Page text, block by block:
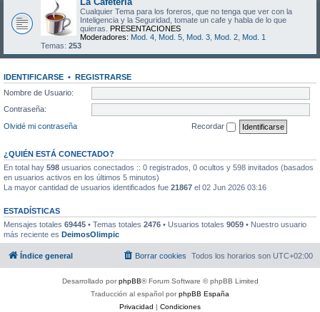
Cualquier Tema para los foreros, que no tenga que ver con la
Inteligencia y la Seguridad, tomate un cafe y habla de lo que
quieras. PRESENTACIONES
Moderadores: Mod. 4 Mod. 5 Mod. 3 Mod. 2 Mod. 1
Temas: 253
IDENTIFICARSE • REGISTRARSE
Nombre de Usuario:
Contraseña:
Olvidé mi contraseña
Recordar
¿QUIÉN ESTÁ CONECTADO?
En total hay 598 usuarios conectados :: 0 registrados, 0 ocultos y 598 invitados (basados
en usuarios activos en los últimos 5 minutos)
La mayor cantidad de usuarios identificados fue 21867 el 02 Jun 2026 03:16
ESTADÍSTICAS
Mensajes totales 69445 • Temas totales 2476 • Usuarios totales 9059 • Nuestro usuario
más reciente es DeimosOlimpic
Índice general Todos los horarios son UTC+02:00
Borrar cookies
Desarrollado porphpBB® Forum Software © phpBB Limited
Traducción al español porphpBB España
Privacidad | Condiciones